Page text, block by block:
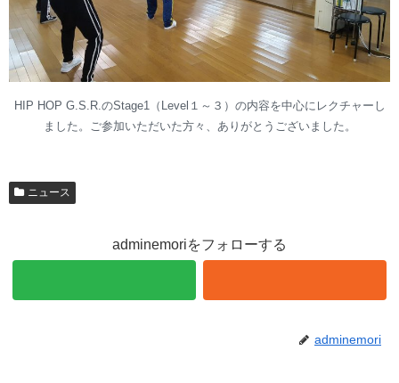
HIP HOP G.S.R.のStage1（Level１～３）の内容を中心にレクチャーし
ました。ご参加いただいた方々、ありがとうございました。
ニュース
adminemoriをフォローする
adminemori